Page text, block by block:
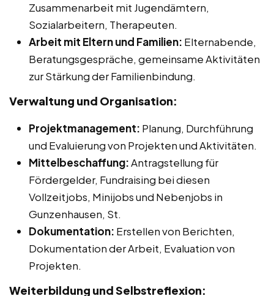
Zusammenarbeit mit Jugendämtern,
Sozialarbeitern, Therapeuten.
Arbeit mit Eltern und Familien: Elternabende,
Beratungsgespräche, gemeinsame Aktivitäten
zur Stärkung der Familienbindung.
Verwaltung und Organisation:
Projektmanagement: Planung, Durchführung
und Evaluierung von Projekten und Aktivitäten.
Mittelbeschaffung:Antragstellung für
Fördergelder, Fundraising bei diesen
Vollzeitjobs, Minijobs und Nebenjobs in
Gunzenhausen, St.
Dokumentation: Erstellen von Berichten,
Dokumentation der Arbeit, Evaluation von
Projekten.
Weiterbildung und Selbstreflexion: